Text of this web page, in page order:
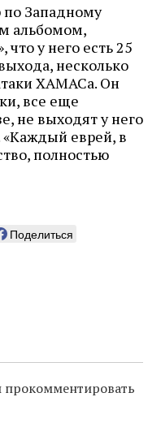
по Западному
альбомом,
что у него есть 25
несколько
ХАМАСа. Он
все еще
не выходят у него
еврей, в
полностью
Поделиться
прокомментировать